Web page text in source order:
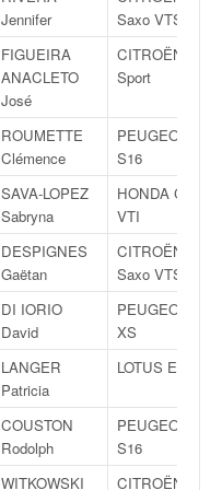
Jennifer
Saxo VTS
FIGUEIRA
ANACLETO
José
CITROËN AX
Sport
ROUMETTE
Clémence
PEUGEOT 106
S16
SAVA-LOPEZ
Sabryna
HONDA Civic
VTI
DESPIGNES
Gaëtan
CITROËN
Saxo VTS
DI IORIO
David
PEUGEOT 206
XS
LANGER
Patricia
LOTUS Exige
COUSTON
Rodolph
PEUGEOT 306
S16
WITKOWSKI CITROËN